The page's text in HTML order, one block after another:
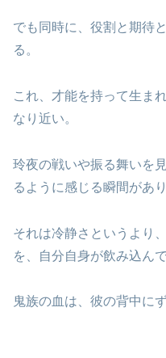
でも同時に、役割と期待
る。
これ、才能を持って生ま
なり近い。
玲夜の戦いや振る舞いを
るように感じる瞬間があり
それは冷静さというより
を、自分自身が飲み込ん
鬼族の血は、彼の背中に